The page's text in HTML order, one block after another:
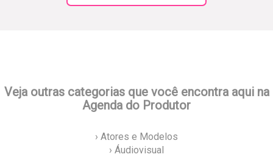
Veja outras categorias que você encontra aqui na
Agenda do Produtor
› Atores e Modelos
› Áudiovisual